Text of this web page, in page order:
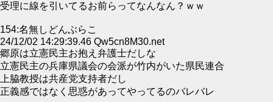
受理に線を引いてるお前らってなんなん？ｗｗ
154:名無しどんぶらこ
24/12/02 14:29:39.46 Qw5cn8M30.net
郷原は立憲民主お抱え弁護士だしな
立憲民主の兵庫県議会の会派が竹内がいた県民連合
上脇教授は共産党支持者だし
正義感ではなく思惑があってやってるのバレバレ